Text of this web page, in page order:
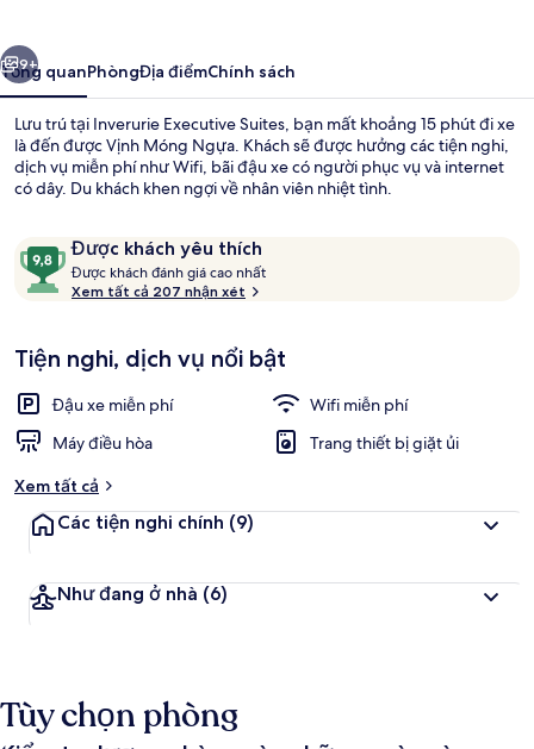
9+
Tổng quanPhòngĐịa điểmChính sách
Lưu trú tại Inverurie Executive Suites, bạn mất khoảng 15 phút đi xe
là đến được Vịnh Móng Ngựa. Khách sẽ được hưởng các tiện nghi,
dịch vụ miễn phí như Wifi, bãi đậu xe có người phục vụ và internet
có dây. Du khách khen ngợi về nhân viên nhiệt tình.
Nhận
xét
Được khách yêu thích
9,8
trên
10,
khách
yêu
thích
Được khách đánh giá cao nhất
k
h
đ
Xem tất cả 207 nhận xét
Tiện nghi, dịch vụ nổi bật
Đậu xe miễn phí
Wifi miễn phí
Máy điều hòa
Trang thiết bị giặt ủi
Xem tất cả
Các tiện nghi chính (9)
Như đang ở nhà (6)
Tùy chọn phòng